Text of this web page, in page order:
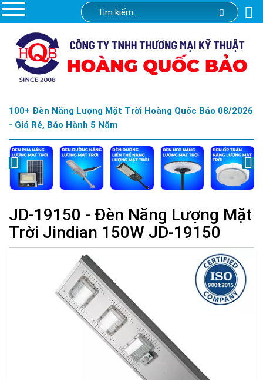
100+ Đèn Năng Lượng Mặt Trời Hoàng Quốc Bảo 08/2026
- Giá Rẻ, Bảo Hành 5 Năm
JD-19150 - Đèn Năng Lượng Mặt
Trời Jindian 150W JD-19150